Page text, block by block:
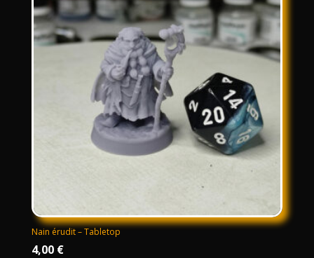
Nain érudit – Tabletop
4,00 €